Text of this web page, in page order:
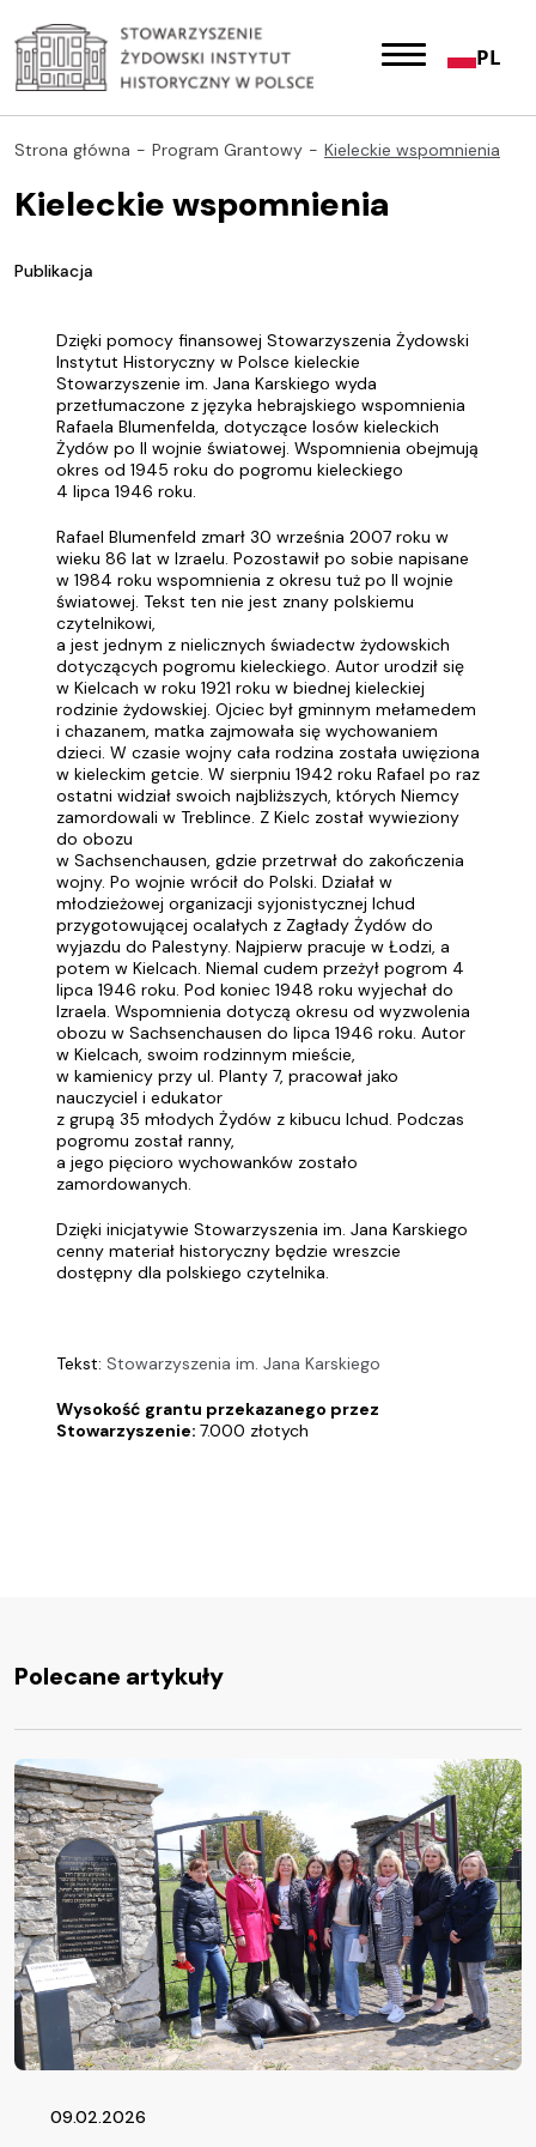
PL
Strona główna Program Grantowy Kieleckie wspomnienia
Kieleckie wspomnienia
Publikacja
Dzięki pomocy finansowej Stowarzyszenia Żydowski
Instytut Historyczny w Polsce kieleckie
Stowarzyszenie im. Jana Karskiego wyda
przetłumaczone z języka hebrajskiego wspomnienia
Rafaela Blumenfelda, dotyczące losów kieleckich
Żydów po II wojnie światowej. Wspomnienia obejmują
okres od 1945 roku do pogromu kieleckiego
4 lipca 1946 roku.
Rafael Blumenfeld zmarł 30 września 2007 roku w
wieku 86 lat w Izraelu. Pozostawił po sobie napisane
w 1984 roku wspomnienia z okresu tuż po II wojnie
światowej. Tekst ten nie jest znany polskiemu
czytelnikowi,
a jest jednym z nielicznych świadectw żydowskich
dotyczących pogromu kieleckiego. Autor urodził się
w Kielcach w roku 1921 roku w biednej kieleckiej
rodzinie żydowskiej. Ojciec był gminnym mełamedem
i chazanem, matka zajmowała się wychowaniem
dzieci. W czasie wojny cała rodzina została uwięziona
w kieleckim getcie. W sierpniu 1942 roku Rafael po raz
ostatni widział swoich najbliższych, których Niemcy
zamordowali w Treblince. Z Kielc został wywieziony
do obozu
w Sachsenchausen, gdzie przetrwał do zakończenia
wojny. Po wojnie wrócił do Polski. Działał w
młodzieżowej organizacji syjonistycznej Ichud
przygotowującej ocalałych z Zagłady Żydów do
wyjazdu do Palestyny. Najpierw pracuje w Łodzi, a
potem w Kielcach. Niemal cudem przeżył pogrom 4
lipca 1946 roku. Pod koniec 1948 roku wyjechał do
Izraela. Wspomnienia dotyczą okresu od wyzwolenia
obozu w Sachsenchausen do lipca 1946 roku. Autor
w Kielcach, swoim rodzinnym mieście,
w kamienicy przy ul. Planty 7, pracował jako
nauczyciel i edukator
z grupą 35 młodych Żydów z kibucu Ichud. Podczas
pogromu został ranny,
a jego pięcioro wychowanków zostało
zamordowanych.
Dzięki inicjatywie Stowarzyszenia im. Jana Karskiego
cenny materiał historyczny będzie wreszcie
dostępny dla polskiego czytelnika.
Tekst: Stowarzyszenia im. Jana Karskiego
Wysokość grantu przekazanego przez
Stowarzyszenie: 7.000 złotych
Polecane artykuły
09.02.2026